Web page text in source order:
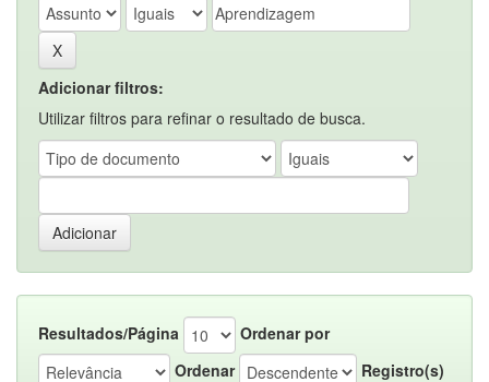
Adicionar filtros:
Utilizar filtros para refinar o resultado de busca.
Resultados/Página
Ordenar por
Ordenar
Registro(s)